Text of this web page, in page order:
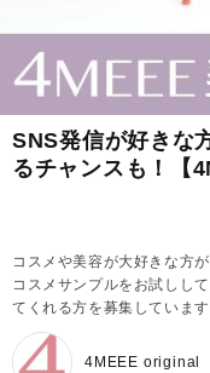
SNS発信が好きな
るチャンスも！【
コスメや美容が大好きな方
コスメサンプルをお試しし
てくれる方を募集しています
4MEEE original